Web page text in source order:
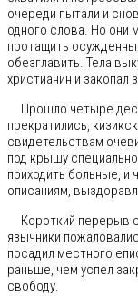
очереди пытали и
одного слова. Но они
протащить
обезглавить. Тела
христианин и закопал
Прошло четыре
прекратились,
свидетельствам
под крышу
приходить больные, и
описаниям,
Короткий перерыв
язычники
посадил местного
раньше, чем успел
свободу.